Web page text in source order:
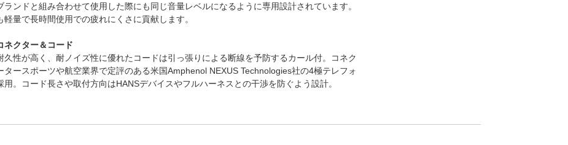
ランドと組み合わせて使用した際にも同じ音量レベルになるように専用設計されています。
軽量で長時間使用での疲れにくさに貢献します。
ネクター＆コード
久性が高く、耐ノイズ性に優れたコードは引っ張りによる断線を予防するカール付。コネク
タースポーツや航空業界で定評のある米国Amphenol NEXUS Technologies社の4極テレフォ
用。コード長さや取付方向はHANSデバイスやフルハーネスとの干渉を防ぐよう設計。